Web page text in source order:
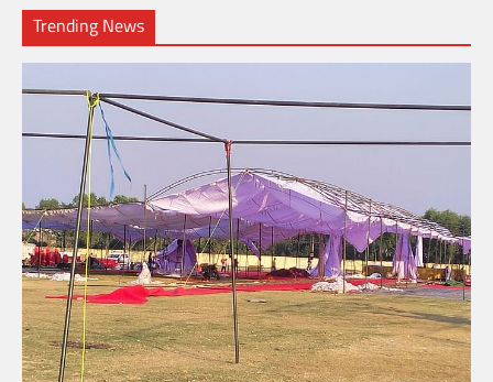
Trending News